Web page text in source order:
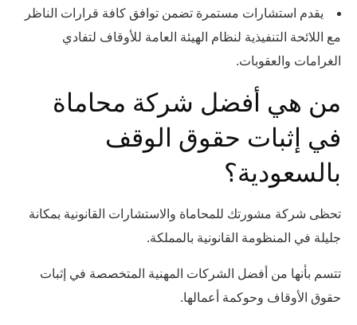
يقدم استشارات مستمرة تضمن توافق كافة قرارات الناظر
مع اللائحة التنفيذية لنظام الهيئة العامة للأوقاف لتفادي
الغرامات والعقوبات.
من هي أفضل شركة محاماة
في إثبات حقوق الوقف
بالسعودية؟
تحظى شركة مشورتك للمحاماة والاستشارات القانونية بمكانة
جليلة في المنظومة القانونية بالمملكة.
تتسم بأنها من أفضل الشركات المهنية المتخصصة في إثبات
حقوق الأوقاف وحوكمة أعمالها.